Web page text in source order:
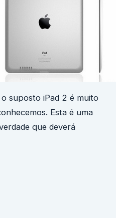
suposto iPad 2 é muito
Esta é uma
que deverá